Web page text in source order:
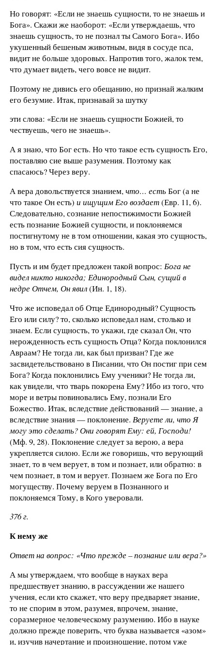
Но говорят: «Если не знаешь сущности, то не знаешь и
Бога». Скажи же наоборот: «Если утверждаешь, что
знаешь сущность, то не познал ты Самого Бога». Ибо
укушенный бешеным животным, видя в сосуде пса,
видит не больше здоровых. Напротив того, жалок тем,
что думает видеть, чего вовсе не видит.
Поэтому не дивись его обещанию, но признай жалким
его безумие. Итак, признавай за шутку
эти слова: «Если не знаешь сущности Божией, то
чествуешь, чего не знаешь».
А я знаю, что Бог есть. Но что такое есть сущность Его,
поставляю сие выше разумения. Поэтому как
спасаюсь? Через веру.
А вера довольствуется знанием,что… естьБог (а не
что такое Он есть) и ищущим Его воздает(Евр. 11, 6).
Следовательно, сознание непостижимости Божией
есть познание Божией сущности, и поклоняемся
постигнутомуне в том отношении, какая это сущность,
но в том, что есть сия сущность.
Пусть и им будет предложен такой вопрос: Бога не
видел никто никогда; Единородный Сын, сущий в
недре Отчем, Он явил(Ин. 1, 18).
Что же исповедал об Отце Единородный? Сущность
Его или силу? то, сколько исповедал нам, столько и
знаем. Если сущность, то укажи, где сказал Он, что
нерожденность есть сущность Отца? Когда поклонился
Авраам? Не тогда ли, как был призван? Где же
засвидетельствовано в Писании, что Он постиг при сем
Бога? Когда поклонились Ему ученики? Не тогда ли,
как увидели, что тварь покорена Ему? Ибо из того, что
море и ветры повиновались Ему, познали Его
Божество. Итак, вследствие действований — знание, а
вследствие знания — поклонение. Веруете ли, что Я
могу это сделать? Они говорят Ему: ей, Господи!
(Мф. 9, 28). Поклонение следует за верою, а вера
укрепляется силою. Если же говоришь, что верующий
знает, то в чем верует, в том и познает, или обратно: в
чем познает, в том и верует. Познаем же Бога по Его
могуществу. Почему веруем в Познанного и
поклоняемся Тому, в Кого уверовали.
376 г.
К нему же
Ответ на вопрос: «Что прежде – познание или вера?»
А мы утверждаем, что вообще в науках вера
предшествует знанию, в рассуждении же нашего
учения, если кто скажет, что веру предваряет знание,
то не спорим в этом, разумея, впрочем, знание,
соразмерное человеческому разумению. Ибо в науке
должно прежде поверить, что буква называется «азом»
и, изучив начертание и произношение, потом уже